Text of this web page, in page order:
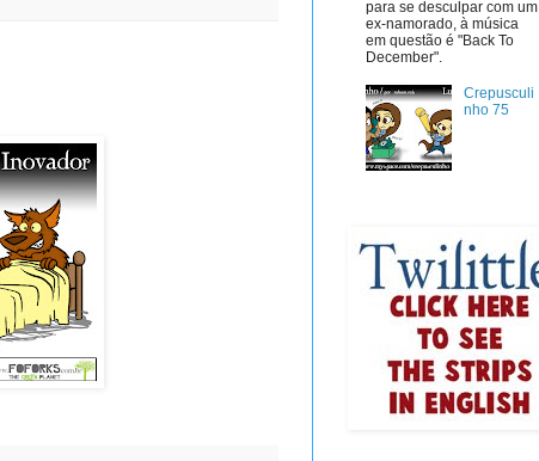
para se desculpar com um
ex-namorado, à música
em questão é "Back To
December".
Crepusculi
nho 75